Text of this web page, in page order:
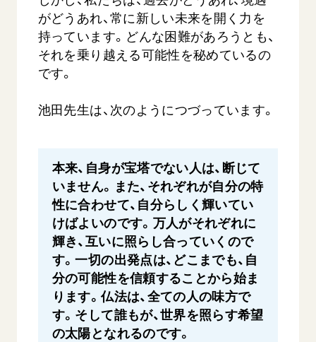
がどうあれ、常に新しい未来を開く力を
持っています。どんな困難があろうとも、
それを乗り越える可能性を秘めているの
です。
池田先生は、次のようにつづっています。
本来、自身が宝塔でない人は、断じて
いません。また、それぞれが自分の特
性に合わせて、自分らしく輝いてい
けばよいのです。万人がそれぞれに
輝き、互いに照らし合っていくので
す。一切の出発点は、どこまでも、自
分の可能性を信頼することから始ま
ります。仏法は、全ての人の味方で
す。そして誰もが、世界を照らす希望
の太陽となれるのです。